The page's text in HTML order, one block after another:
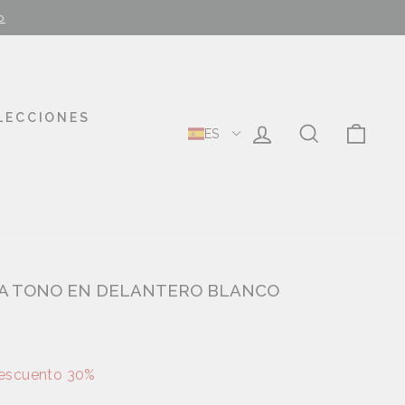
ES MI CUENTA
BUSCAR
TONO EN DELANTERO BLANCO
30%